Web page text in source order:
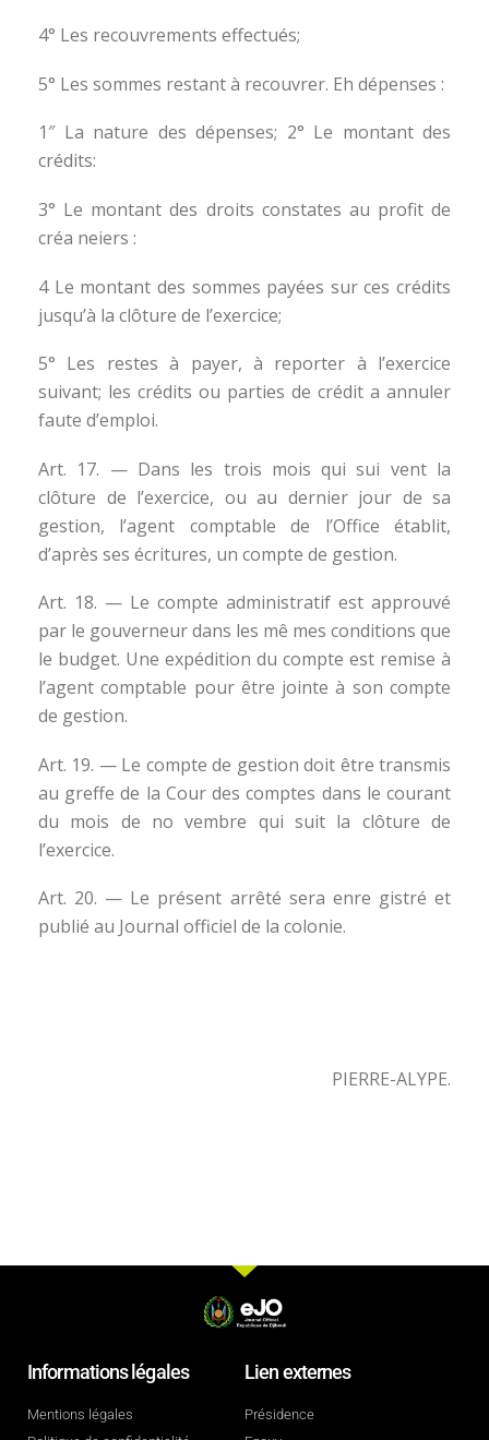
4° Les recouvrements effectués;
5° Les sommes restant à recouvrer. Eh dépenses :
1″ La nature des dépenses; 2° Le montant des
crédits:
3° Le montant des droits constates au profit de
créa neiers :
4 Le montant des sommes payées sur ces crédits
jusqu’à la clôture de l’exercice;
5° Les restes à payer, à reporter à l’exercice
suivant; les crédits ou parties de crédit a annuler
faute d’emploi.
Art. 17. — Dans les trois mois qui sui vent la
clôture de l’exercice, ou au dernier jour de sa
gestion, l’agent comptable de l’Office établit,
d’après ses écritures, un compte de gestion.
Art. 18. — Le compte administratif est approuvé
par le gouverneur dans les mê mes conditions que
le budget. Une expédition du compte est remise à
l’agent comptable pour être jointe à son compte
de gestion.
Art. 19. — Le compte de gestion doit être transmis
au greffe de la Cour des comptes dans le courant
du mois de no vembre qui suit la clôture de
l’exercice.
Art. 20. — Le présent arrêté sera enre gistré et
publié au Journal officiel de la colonie.
PIERRE-ALYPE.
Informations légales
Mentions légales
Lien externes
Présidence